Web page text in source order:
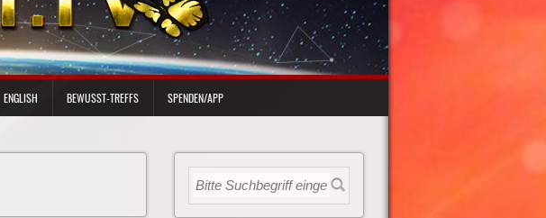
ENGLISH BEWUSST-TREFFS SPENDEN/APP